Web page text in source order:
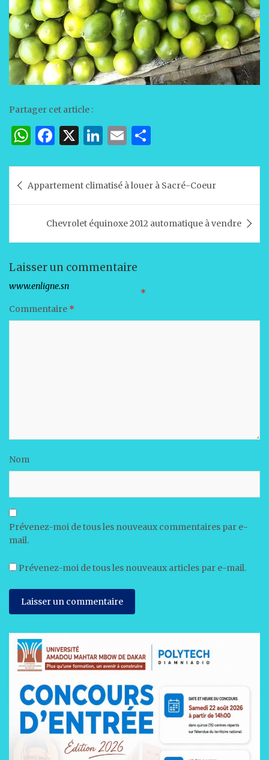
Partager cet article :
W
at
s
A
p
F
c
e
b
o
o
k
X Li
k
e
dI
n
E
ai
l
ta
g
er
de Appartement climatisé à louer à Sacré-Coeur
Chevrolet équinoxe 2012 automatique à vendre
Laisser un commentaire
Votre adresse e-mail ne sera pas publiée.
Les champs obligatoires sont indiqués avec *
Commentaire *
Nom
Prévenez-moi de tous les nouveaux commentaires par e-
mail.
Prévenez-moi de tous les nouveaux articles par e-mail.